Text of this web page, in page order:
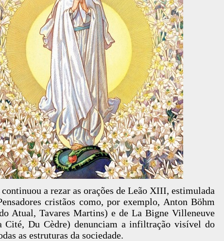
a rezar as orações de Leão XIII, estimulada
cristãos como, por exemplo, Anton Böhm
Atual, Tavares Martins) e de La Bigne Villeneuve
Cité, Du Cèdre) denunciam a infiltração visível do
as estruturas da sociedade.